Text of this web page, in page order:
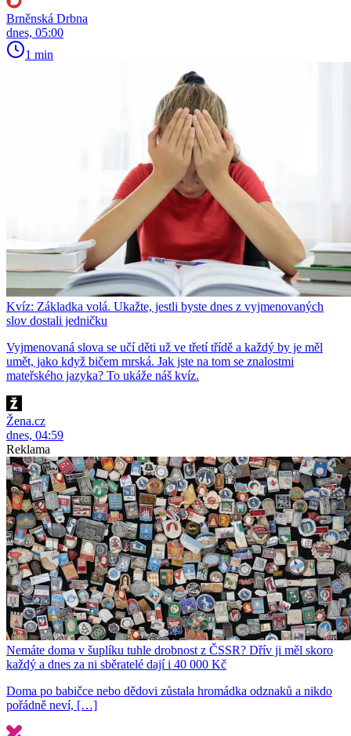
Brněnská Drbna
dnes, 05:00
1 min
Kvíz: Základka volá. Ukažte, jestli byste dnes z vyjmenovaných
slov dostali jedničku
Vyjmenovaná slova se učí děti už ve třetí třídě a každý by je měl
umět, jako když bičem mrská. Jak jste na tom se znalostmi
mateřského jazyka? To ukáže náš kvíz.
Žena.cz
dnes, 04:59
Reklama
Nemáte doma v šuplíku tuhle drobnost z ČSSR? Dřív ji měl skoro
každý a dnes za ni sběratelé dají i 40 000 Kč
Doma po babičce nebo dědovi zůstala hromádka odznaků a nikdo
pořádně neví, […]